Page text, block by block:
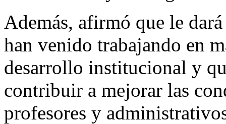
Además, afirmó que le
han venido trabajando en
desarrollo institucional y
contribuir a mejorar las
profesores y